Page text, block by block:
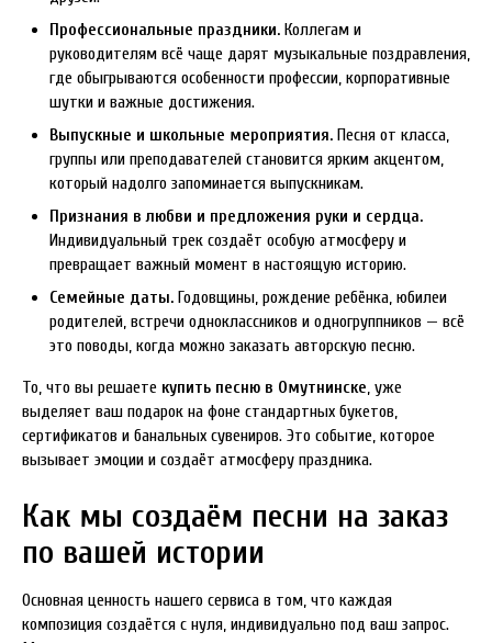
Профессиональные праздники. Коллегам и
руководителям всё чаще дарят музыкальные поздравления,
где обыгрываются особенности профессии, корпоративные
шутки и важные достижения.
Выпускные и школьные мероприятия. Песня от класса,
группы или преподавателей становится ярким акцентом,
который надолго запоминается выпускникам.
Признания в любви и предложения руки и сердца.
Индивидуальный трек создаёт особую атмосферу и
превращает важный момент в настоящую историю.
Семейные даты. Годовщины, рождение ребёнка, юбилеи
родителей, встречи одноклассников и одногруппников — всё
это поводы, когда можно заказать авторскую песню.
То, что вы решаете купить песню в Омутнинске, уже
выделяет ваш подарок на фоне стандартных букетов,
сертификатов и банальных сувениров. Это событие, которое
вызывает эмоции и создаёт атмосферу праздника.
Как мы создаём песни на заказ
по вашей истории
Основная ценность нашего сервиса в том, что каждая
композиция создаётся с нуля, индивидуально под ваш запрос.